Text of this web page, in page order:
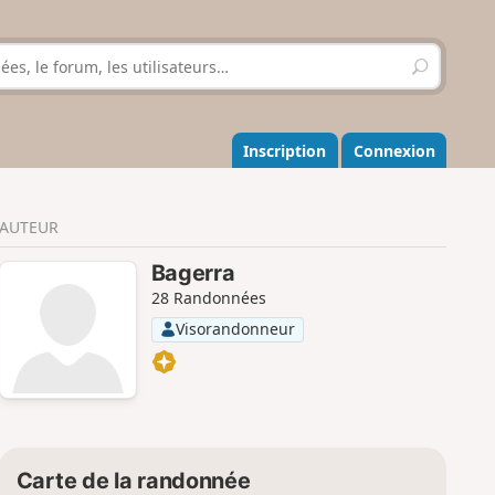
R
e
h
e
r
r
Inscription Connexion
AUTEUR
Bagerra
28 Randonnées
Visorandonneur
Carte de la randonnée